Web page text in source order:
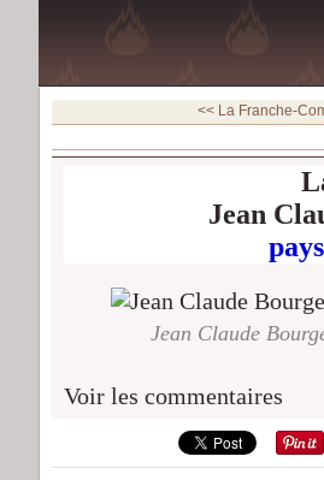
<< La Franche-
Jean
Jean Claude
Voir les commentaires